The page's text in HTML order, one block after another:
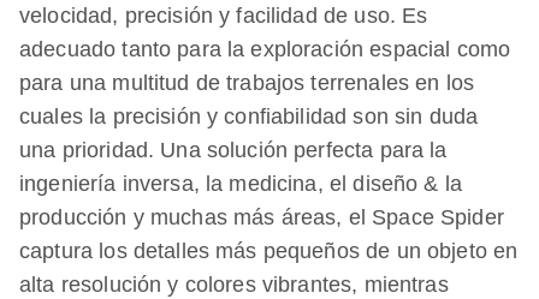
velocidad, precisión y facilidad de uso. Es
adecuado tanto para la exploración espacial como
para una multitud de trabajos terrenales en los
cuales la precisión y confiabilidad son sin duda
una prioridad. Una solución perfecta para la
ingeniería inversa, la medicina, el diseño & la
producción y muchas más áreas, el Space Spider
captura los detalles más pequeños de un objeto en
alta resolución y colores vibrantes, mientras